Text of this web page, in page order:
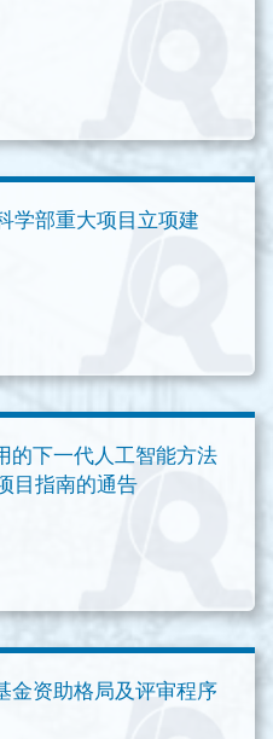
学部重大项目立项建
的下一代人工智能方法
目指南的通告
金资助格局及评审程序